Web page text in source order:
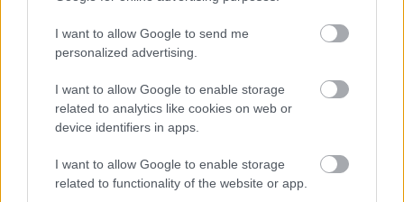
I want to allow Google to send me
personalized advertising.
I want to allow Google to enable storage
related to analytics like cookies on web or
device identifiers in apps.
I want to allow Google to enable storage
related to functionality of the website or app.